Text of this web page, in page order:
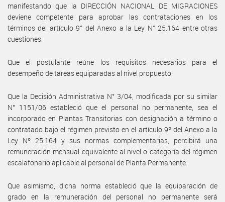
manifestando que la DIRECCIÓN NACIONAL DE MIGRACIONES
deviene competente para aprobar las contrataciones en los
términos del artículo 9° del Anexo a la Ley N° 25.164 entre otras
cuestiones.
Que el postulante reúne los requisitos necesarios para el
desempeño de tareas equiparadas al nivel propuesto.
Que la Decisión Administrativa N° 3/04, modificada por su similar
N° 1151/06 estableció que el personal no permanente, sea el
incorporado en Plantas Transitorias con designación a término o
contratado bajo el régimen previsto en el artículo 9º del Anexo a la
Ley Nº 25.164 y sus normas complementarias, percibirá una
remuneración mensual equivalente al nivel o categoría del régimen
escalafonario aplicable al personal de Planta Permanente.
Que asimismo, dicha norma estableció que la equiparación de
grado en la remuneración del personal no permanente será